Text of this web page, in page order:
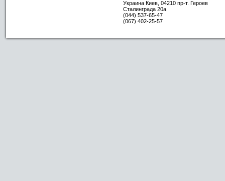
Украина Киев 04210 пр-т. Героев
Сталинграда 20а
(044) 537-65-47
(067) 402-25-57